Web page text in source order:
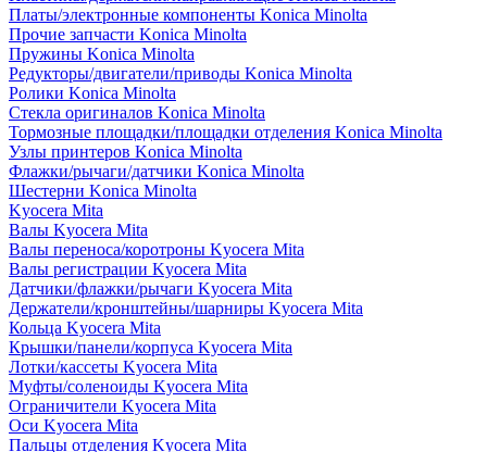
Платы/электронные компоненты Konica Minolta
Прочие запчасти Konica Minolta
Пружины Konica Minolta
Редукторы/двигатели/приводы Konica Minolta
Ролики Konica Minolta
Стекла оригиналов Konica Minolta
Тормозные площадки/площадки отделения Konica Minolta
Узлы принтеров Konica Minolta
Флажки/рычаги/датчики Konica Minolta
Шестерни Konica Minolta
Kyocera Mita
Валы Kyocera Mita
Валы переноса/коротроны Kyocera Mita
Валы регистрации Kyocera Mita
Датчики/флажки/рычаги Kyocera Mita
Держатели/кронштейны/шарниры Kyocera Mita
Кольца Kyocera Mita
Крышки/панели/корпуса Kyocera Mita
Лотки/кассеты Kyocera Mita
Муфты/соленоиды Kyocera Mita
Ограничители Kyocera Mita
Оси Kyocera Mita
Пальцы отделения Kyocera Mita